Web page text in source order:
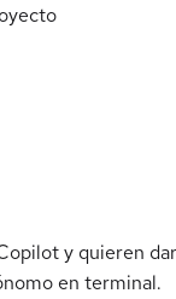
y quieren dar
en terminal.